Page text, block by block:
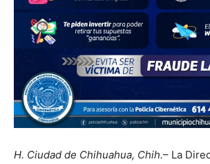
H. Ciudad de Chihuahua, Chih.– La